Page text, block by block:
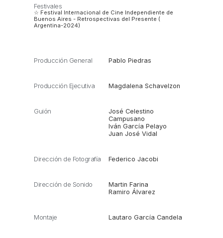
Festivales
☆ Festival Internacional de Cine Independiente de
Buenos Aires - Retrospectivas del Presente (
Argentina-2024)
Producción General Pablo Piedras
Producción Ejecutiva Magdalena Schavelzon
Guión
José Celestino
Campusano
Iván García Pelayo
Juan José Vidal
Dirección de Fotografía Federico Jacobi
Dirección de Sonido
Martin Farina
Ramiro Álvarez
Montaje Lautaro García Candela